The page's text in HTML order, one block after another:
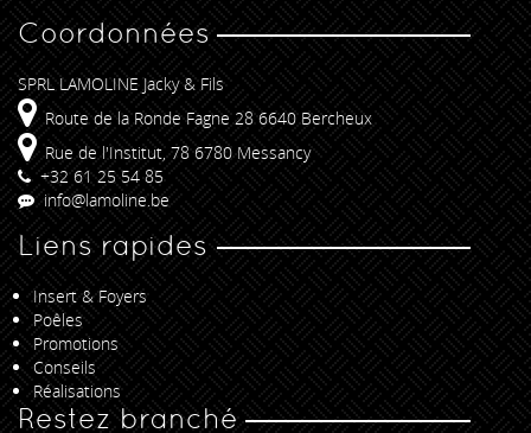
Coordonnées
SPRL LAMOLINE Jacky & Fils
Route de la Ronde Fagne 28 6640 Bercheux
Rue de l'Institut, 78 6780 Messancy
+32 61 25 54 85
info@lamoline.be
Liens rapides
Insert & Foyers
Poêles
Promotions
Conseils
Réalisations
Restez branché